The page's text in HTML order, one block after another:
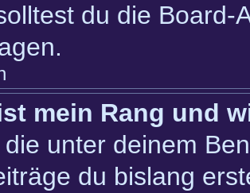
du die Board-
mein Rang und
unter deinem
du bislang